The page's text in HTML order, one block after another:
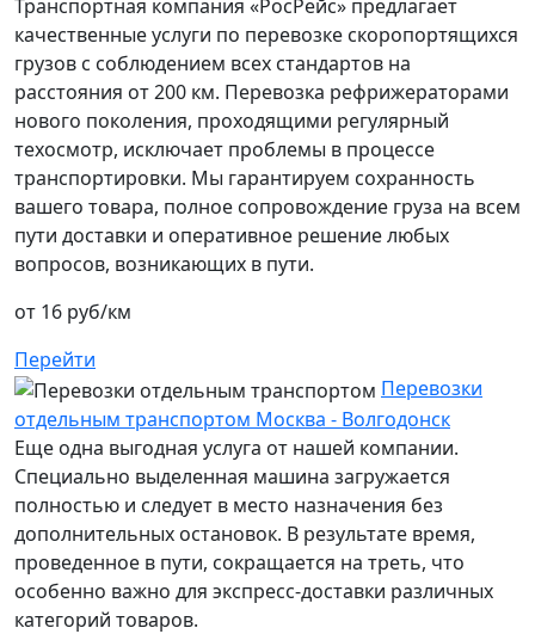
Транспортная компания «РосРейс» предлагает
качественные услуги по перевозке скоропортящихся
грузов с соблюдением всех стандартов на
расстояния от 200 км. Перевозка рефрижераторами
нового поколения, проходящими регулярный
техосмотр, исключает проблемы в процессе
транспортировки. Мы гарантируем сохранность
вашего товара, полное сопровождение груза на всем
пути доставки и оперативное решение любых
вопросов, возникающих в пути.
от 16 руб/км
Перейти
Перевозки
отдельным транспортом Москва - Волгодонск
Еще одна выгодная услуга от нашей компании.
Специально выделенная машина загружается
полностью и следует в место назначения без
дополнительных остановок. В результате время,
проведенное в пути, сокращается на треть, что
особенно важно для экспресс-доставки различных
категорий товаров.